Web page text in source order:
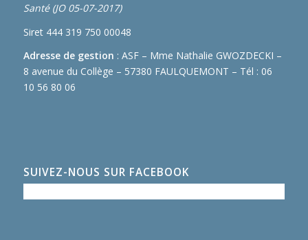
Santé (JO 05-07-2017)
Siret 444 319 750 00048
Adresse de gestion : ASF – Mme Nathalie GWOZDECKI –
8 avenue du Collège – 57380 FAULQUEMONT – Tél : 06
10 56 80 06
SUIVEZ-NOUS SUR FACEBOOK